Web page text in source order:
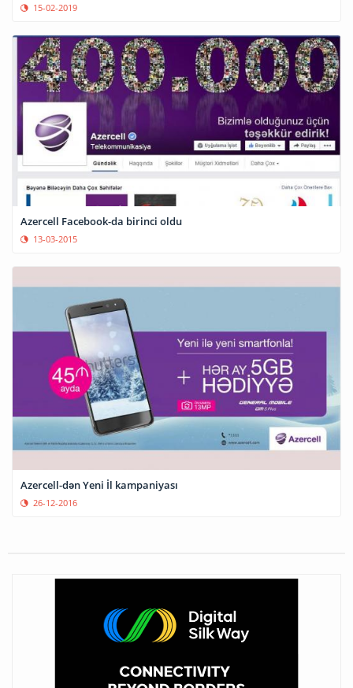
15-02-2019
Azercell Facebook-da birinci oldu
13-03-2015
Azercell-dən Yeni İl kampaniyası
26-12-2016